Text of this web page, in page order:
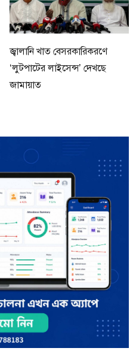
জ্বালানি খাত বেসরকারিকরণে
‘লুটপাটের লাইসেন্স’ দেখছে
জামায়াত